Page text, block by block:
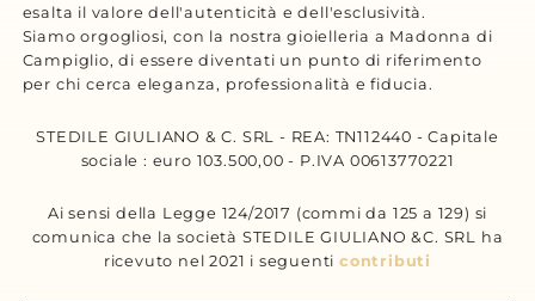
esalta il valore dell'autenticità e dell'esclusività.
Siamo orgogliosi, con la nostra gioielleria a Madonna di
Campiglio, di essere diventati un punto di riferimento
per chi cerca eleganza, professionalità e fiducia.
STEDILE GIULIANO & C. SRL - REA: TN112440 - Capitale
sociale : euro 103.500,00 - P.IVA 00613770221
Ai sensi della Legge 124/2017 (commi da 125 a 129) si
comunica che la società STEDILE GIULIANO &C. SRL ha
ricevuto nel 2021 i seguenticontributi